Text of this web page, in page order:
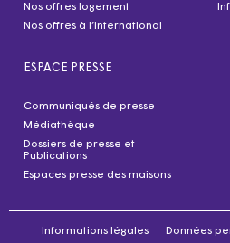
Nos offres logement
Nos offres à l’international
ESPACE PRESSE
Communiqués de presse
Médiathèque
Dossiers de presse et
Publications
Espaces presse des maisons
Informations légales Données